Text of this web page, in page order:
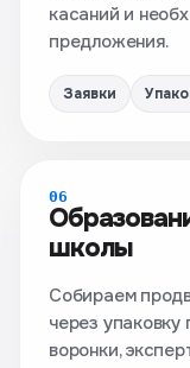
касаний и
предложения.
Заявки
06
школы
Собираем
через упаковку
воронки,